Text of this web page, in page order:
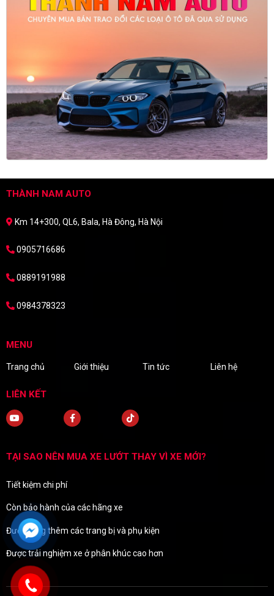
THÀNH NAM AUTO
Km 14+300, QL6, Bala, Hà Đông, Hà Nội
0905716686
0889191988
0984378323
MENU
Trang chủ Giới thiệu Tin tức Liên hệ
LIÊN KẾT
TẠI SAO NÊN MUA XE LƯỚT THAY VÌ XE MỚI?
Tiết kiệm chi phí
Còn bảo hành của các hãng xe
Được tặng thêm các trang bị và phụ kiện
Được trải nghiệm xe ở phân khúc cao hơn